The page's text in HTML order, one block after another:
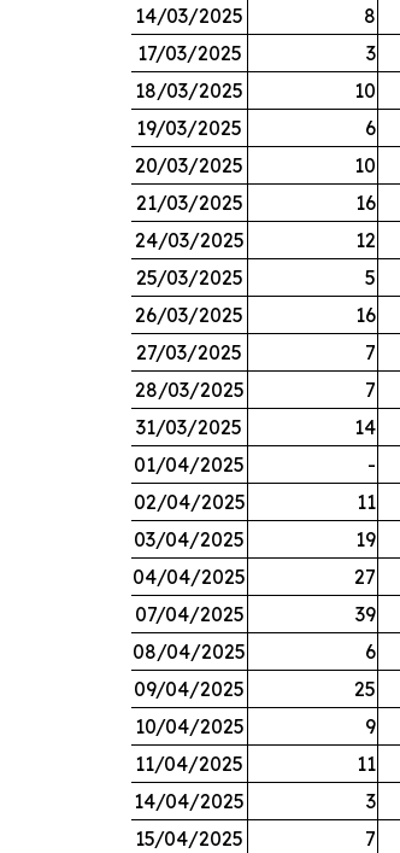
14/03/2025
8
17/03/2025
3
18/03/2025
10
19/03/2025
6
20/03/2025
10
21/03/2025
16
24/03/2025
12
25/03/2025
5
26/03/2025
16
27/03/2025
7
28/03/2025
7
31/03/2025
14
01/04/2025
-
02/04/2025
11
03/04/2025
19
04/04/2025
27
07/04/2025
39
08/04/2025
6
09/04/2025
25
10/04/2025
9
11/04/2025
11
14/04/2025
3
15/04/2025
7